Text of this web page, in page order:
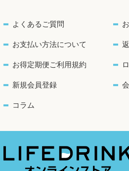
よくあるご質問
お支払い方法について
お得定期便ご利用規約
新規会員登録
コラム